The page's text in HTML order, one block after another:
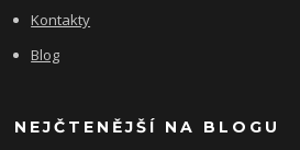
Kontakty
Blog
NEJČTENĚJŠÍ NA BLOGU